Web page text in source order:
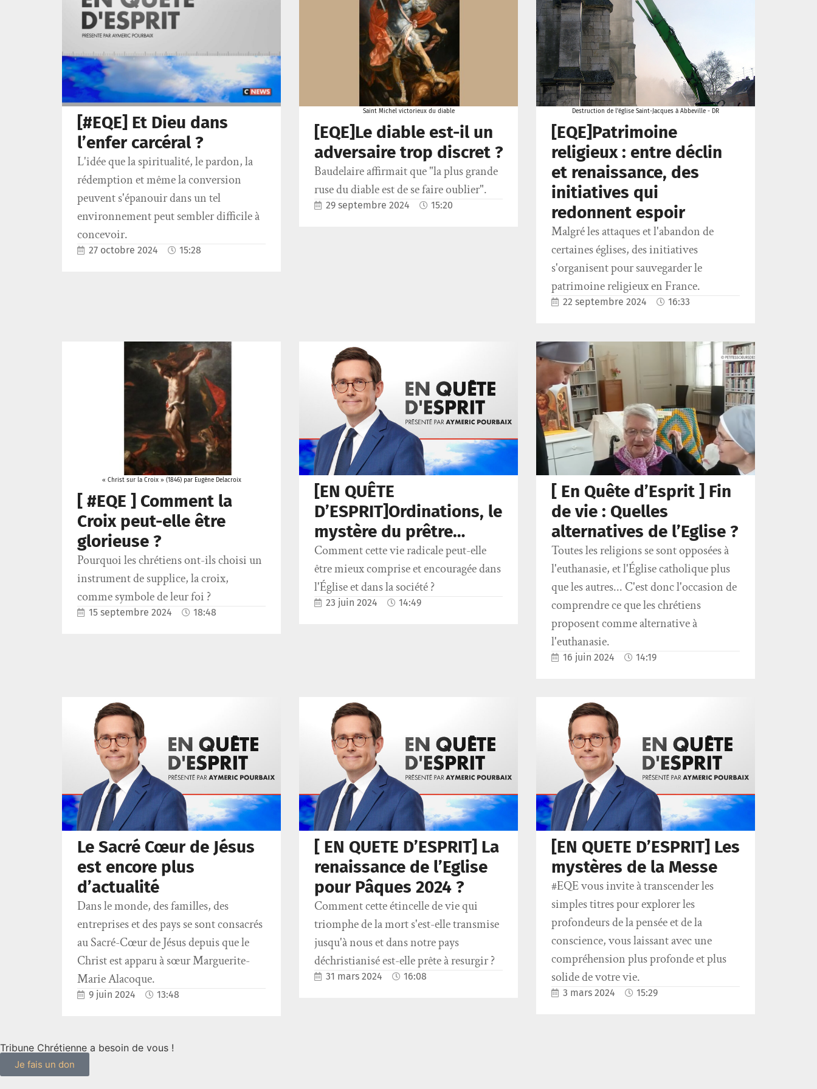
[#EQE] Et Dieu dans
l’enfer carcéral ?
L'idée que la spiritualité, le pardon, la
rédemption et même la conversion
peuvent s'épanouir dans un tel
environnement peut sembler difficile à
concevoir.
27 octobre 2024 15:28
Saint Michel victorieux du diable
[EQE]Le diable est-il un
adversaire trop discret ?
Baudelaire affirmait que "la plus grande
ruse du diable est de se faire oublier".
29 septembre 2024 15:20
Destruction de l'église Saint-Jacques à Abbeville - DR
[EQE]Patrimoine
religieux : entre déclin
et renaissance, des
initiatives qui
redonnent espoir
Malgré les attaques et l'abandon de
certaines églises, des initiatives
s'organisent pour sauvegarder le
patrimoine religieux en France.
22 septembre 2024 16:33
« Christ sur la Croix » (1846) par Eugène Delacroix
[ #EQE ] Comment la
Croix peut-elle être
glorieuse ?
Pourquoi les chrétiens ont-ils choisi un
instrument de supplice, la croix,
comme symbole de leur foi ?
15 septembre 2024 18:48
[EN QUÊTE
D’ESPRIT]Ordinations, le
mystère du prêtre…
Comment cette vie radicale peut-elle
être mieux comprise et encouragée dans
l'Église et dans la société ?
23 juin 2024 14:49
[ En Quête d’Esprit ] Fin
de vie : Quelles
alternatives de l’Eglise ?
Toutes les religions se sont opposées à
l'euthanasie, et l'Église catholique plus
que les autres... C'est donc l'occasion de
comprendre ce que les chrétiens
proposent comme alternative à
l'euthanasie.
16 juin 2024 14:19
Le Sacré Cœur de Jésus
est encore plus
d’actualité
Dans le monde, des familles, des
entreprises et des pays se sont consacrés
au Sacré-Cœur de Jésus depuis que le
Christ est apparu à sœur Marguerite-
Marie Alacoque.
9 juin 2024 13:48
[ EN QUETE D’ESPRIT] La
renaissance de l’Eglise
pour Pâques 2024 ?
Comment cette étincelle de vie qui
triomphe de la mort s'est-elle transmise
jusqu'à nous et dans notre pays
déchristianisé est-elle prête à resurgir ?
31 mars 2024 16:08
[EN QUETE D’ESPRIT] Les
mystères de la Messe
#EQE vous invite à transcender les
simples titres pour explorer les
profondeurs de la pensée et de la
conscience, vous laissant avec une
compréhension plus profonde et plus
solide de votre vie.
3 mars 2024 15:29
Tribune Chrétienne a besoin de vous !
Je fais un don